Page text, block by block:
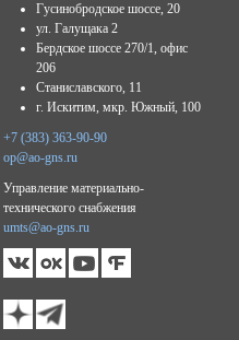
Гусинобродское шоссе, 20
ул. Галущака 2
Бердское шоссе 270/1, офис
206
Станиславского, 11
г. Искитим, мкр. Южный, 100
+7 (383) 363-90-90
op@ao-gns.ru
Управление материально-
технического снабжения
umts@ao-gns.ru